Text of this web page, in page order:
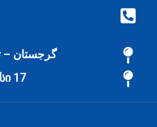
گرجستان –
17 პეტრე მელიქიშვილის ქუჩა, თბილისი